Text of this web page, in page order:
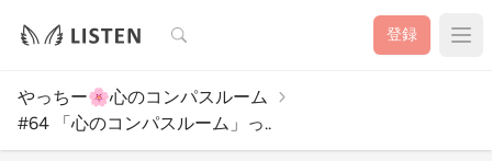
検索 登録
やっちー🌸心のコンパスルーム
#64 「心のコンパスルーム」っ..